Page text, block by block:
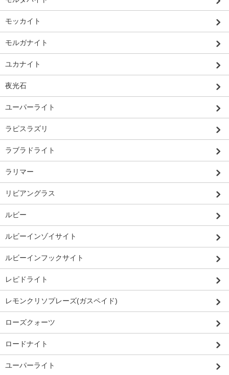
モッカイト
モルガナイト
ユカナイト
夜光石
ユーパーライト
ラピスラズリ
ラブラドライト
ラリマー
リビアングラス
ルビー
ルビーインゾイサイト
ルビーインフックサイト
レピドライト
レモンクリソプレーズ(ガスペイド)
ローズクォーツ
ロードナイト
ユーパーライト